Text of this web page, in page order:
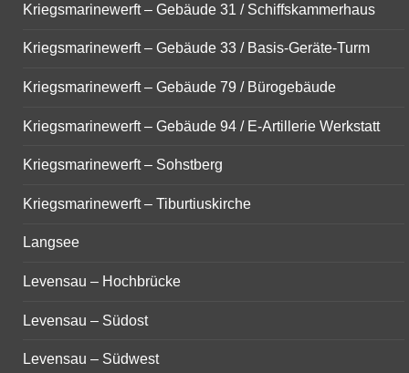
Kriegsmarinewerft – Gebäude 31 / Schiffskammerhaus
Kriegsmarinewerft – Gebäude 33 / Basis-Geräte-Turm
Kriegsmarinewerft – Gebäude 79 / Bürogebäude
Kriegsmarinewerft – Gebäude 94 / E-Artillerie Werkstatt
Kriegsmarinewerft – Sohstberg
Kriegsmarinewerft – Tiburtiuskirche
Langsee
Levensau – Hochbrücke
Levensau – Südost
Levensau – Südwest